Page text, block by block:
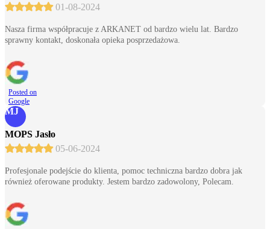
01-08-2024
Nasza firma współpracuje z ARKANET od bardzo wielu lat. Bardzo
sprawny kontakt, doskonała opieka posprzedażowa.
Posted on
Google
MJ
MOPS Jasło
05-06-2024
Profesjonale podejście do klienta, pomoc techniczna bardzo dobra jak
również oferowane produkty. Jestem bardzo zadowolony, Polecam.